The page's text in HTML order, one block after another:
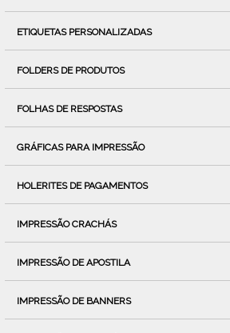
ETIQUETAS PERSONALIZADAS
FOLDERS DE PRODUTOS
FOLHAS DE RESPOSTAS
GRÁFICAS PARA IMPRESSÃO
HOLERITES DE PAGAMENTOS
IMPRESSÃO CRACHÁS
IMPRESSÃO DE APOSTILA
IMPRESSÃO DE BANNERS